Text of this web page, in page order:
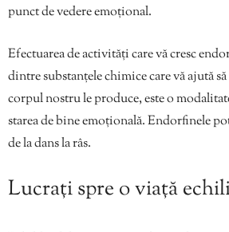
punct de vedere emoțional.
Efectuarea de activități care vă cresc
dintre substanțele chimice care vă ajută
corpul nostru le produce, este o
starea de bine emoțională. Endorfinele
de la dans la râs.
Lucrați spre o viață